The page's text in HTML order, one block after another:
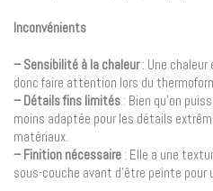
Inconvénients
– Sensibilité à la chaleur: Une chaleur
donc faire attention lors du
– Détails fins limités : Bien qu’on
moins adaptée pour les détails
matériaux.
– Finition nécessaire : Elle a une
sous-couche avant d’être peinte pour